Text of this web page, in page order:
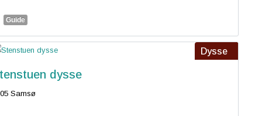
Guide
Dysse
dysse
Samsø